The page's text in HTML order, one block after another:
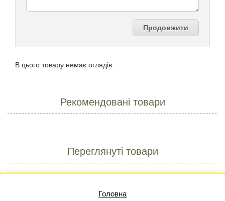
Продовжити
В цього товару немає оглядів.
Рекомендовані товари
Переглянуті товари
Головна